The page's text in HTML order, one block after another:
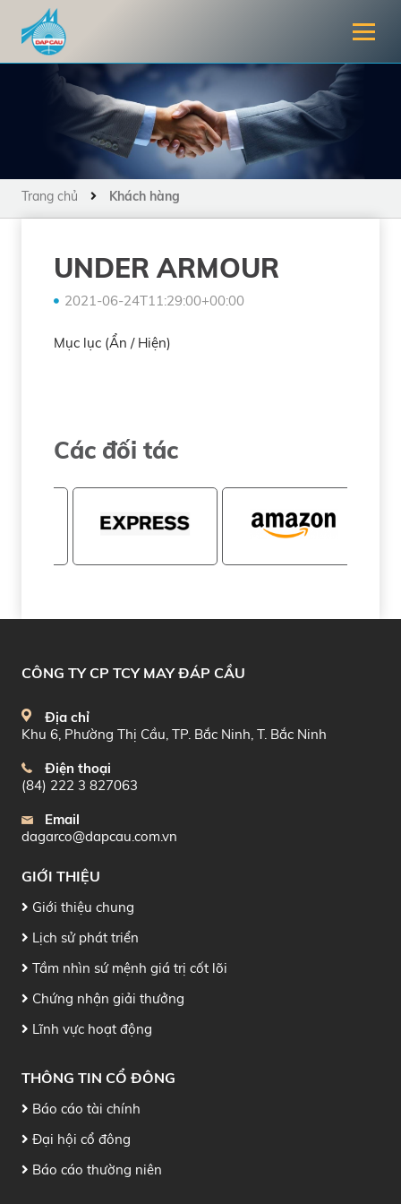
Trang chủ Khách hàng
UNDER ARMOUR
2021-06-24T11:29:00+00:00
Mục lục (Ẩn / Hiện)
Các đối tác
CÔNG TY CP TCY MAY ĐÁP CẦU
Địa chỉ
Khu 6, Phường Thị Cầu, TP. Bắc Ninh, T. Bắc Ninh
Điện thoại
(84) 222 3 827063
Email
dagarco@dapcau.com.vn
GIỚI THIỆU
Giới thiệu chung
Lịch sử phát triển
Tầm nhìn sứ mệnh giá trị cốt lõi
Chứng nhận giải thưởng
Lĩnh vực hoạt động
THÔNG TIN CỔ ĐÔNG
Báo cáo tài chính
Đại hội cổ đông
Báo cáo thường niên